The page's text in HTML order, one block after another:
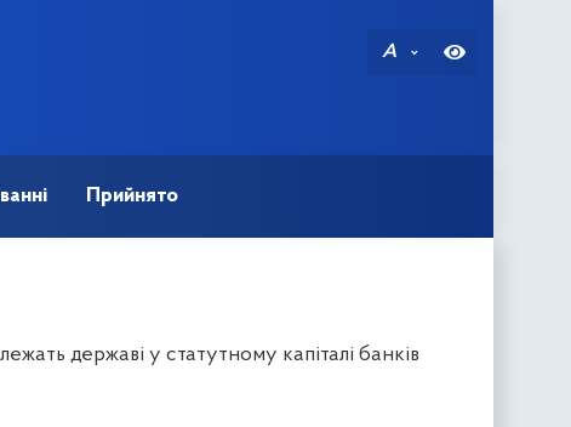
A
Прийнято
державі у статутному капіталі банків